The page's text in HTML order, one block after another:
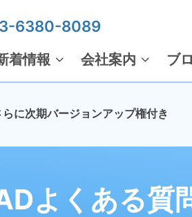
6380-8089
着情報 会社案内 ブ
に次期バージョンアップ権付き
よくある質